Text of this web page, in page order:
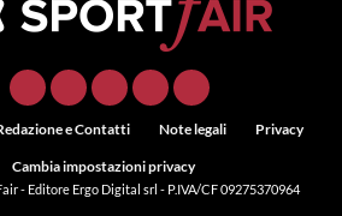
e Contatti Note legali Privacy
Cambia impostazioni privacy
- Editore Ergo Digital srl - P.IVA/CF 09275370964